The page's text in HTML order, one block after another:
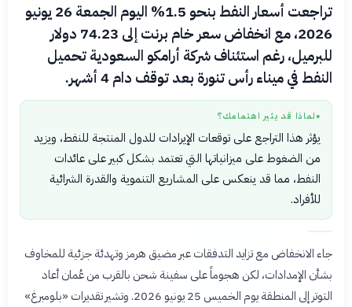
تراجعت أسعار النفط بنحو 1.5% اليوم الجمعة 26 يونيو
2026، مع انخفاض سعر خام برنت إلى 74.23 دولار
للبرميل، رغم استئناف شركة أرامكو السعودية تحميل
النفط في ميناء رأس تنورة بعد توقف دام 4 أشهر.
● لماذا قد يثير اهتمامك؟
يؤثر هذا التراجع على توقعات الإيرادات للدول المنتجة للنفط، ويزيد
من الضغوط على ميزانياتها التي تعتمد بشكل كبير على عائدات
النفط، مما قد ينعكس على المشاريع التنموية والقدرة الشرائية
للأفراد.
جاء الانخفاض مع تزايد التدفقات عبر مضيق هرمز وتهدئة جزئية للمخاوف
بشأن الإمدادات، لكن هجوماً على سفينة شحن بالقرب من عُمان أعاد
التوتر إلى المنطقة يوم الخميس 25 يونيو 2026. وتشير تقديرات «بلومبرغ»